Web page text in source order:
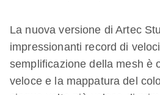
La nuova versione di Artec
impressionanti record di
semplificazione della mesh è
veloce e la mappatura del